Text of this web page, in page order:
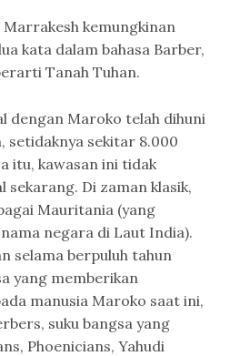
kemungkinan
kata dalam bahasa Barber,
Tanah Tuhan.
dengan Maroko telah dihuni
setidaknya sekitar 8.000
itu, kawasan ini tidak
sekarang. Di zaman klasik,
Mauritania (yang
negara di Laut India).
selama berpuluh tahun
yang memberikan
manusia Maroko saat ini,
suku bangsa yang
Phoenicians, Yahudi